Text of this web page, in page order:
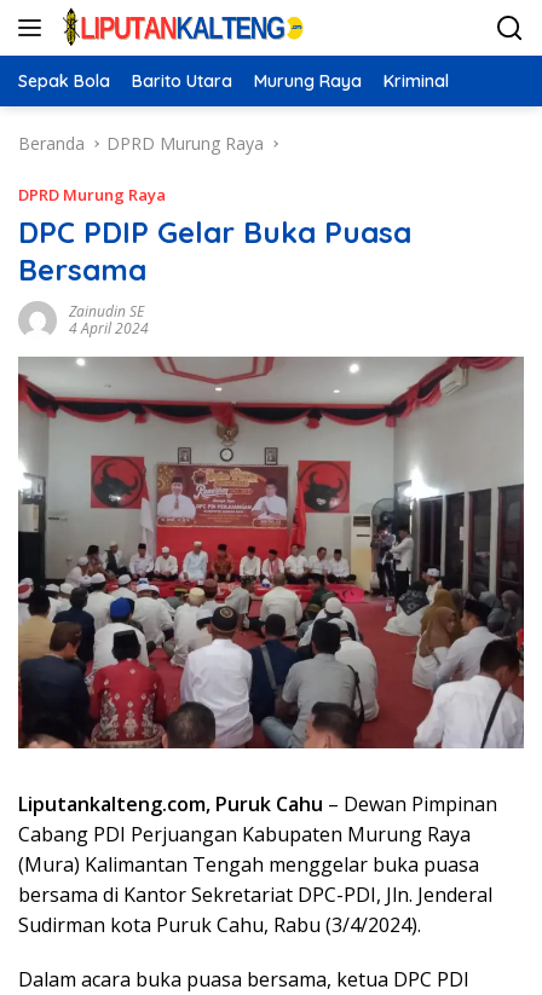
Langsung
Sepak Bola Barito Utara Murung Raya Kriminal
Beranda DPRD Murung Raya
DPRD Murung Raya
DPC PDIP Gelar Buka Puasa
Bersama
Zainudin SE
4 April 2024
Liputankalteng.com, Puruk Cahu – Dewan Pimpinan
Cabang PDI Perjuangan Kabupaten Murung Raya
(Mura) Kalimantan Tengah menggelar buka puasa
bersama di Kantor Sekretariat DPC-PDI, Jln. Jenderal
Sudirman kota Puruk Cahu, Rabu (3/4/2024).
Dalam acara buka puasa bersama, ketua DPC PDI